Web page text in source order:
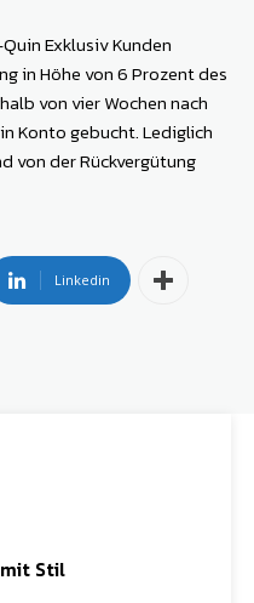
Exklusiv Kunden
in Höhe von 6 Prozent des
von vier Wochen nach
Konto gebucht. Lediglich
von der Rückvergütung
Linkedin
Stil